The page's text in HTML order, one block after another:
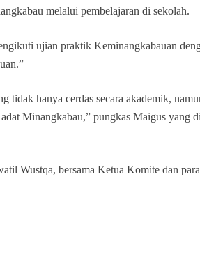
melalui pembelajaran di sekolah.
ujian praktik Keminangkabauan
tidak hanya cerdas secara akademik,
Minangkabau,” pungkas Maigus yang
Wustqa, bersama Ketua Komite dan